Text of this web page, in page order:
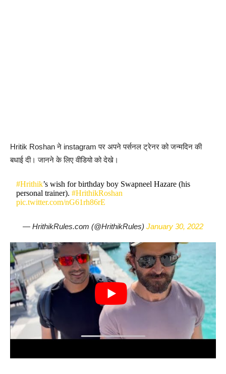
Hritik Roshan ने instagram पर अपने पर्सनल ट्रेनर को जन्मदिन की
बधाई दी। जानने के लिए वीडियो को देखे।
#Hrithik’s wish for birthday boy Swapneel Hazare (his
personal trainer).#HrithikRoshan
pic.twitter.com/nG61rh86rE
— HrithikRules.com (@HrithikRules) January 30, 2022